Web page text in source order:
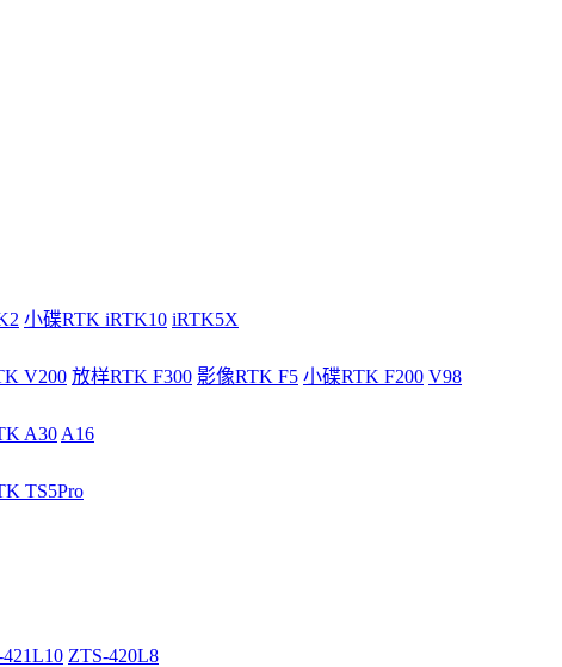
小碟RTK iRTK10 iRTK5X
V200 放样RTK F300 影像RTK F5 小碟RTK F200 V98
A30 A16
TS5Pro
ZTS-420L8